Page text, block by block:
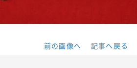
前の画像へ 記事へ戻る